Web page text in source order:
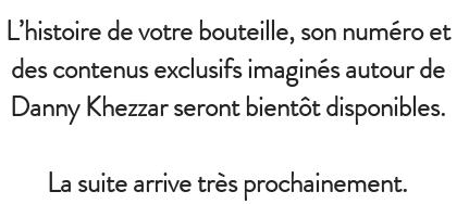
L’histoire de votre bouteille, son numéro et
des contenus exclusifs imaginés autour de
Danny Khezzar seront bientôt disponibles.
La suite arrive très prochainement.